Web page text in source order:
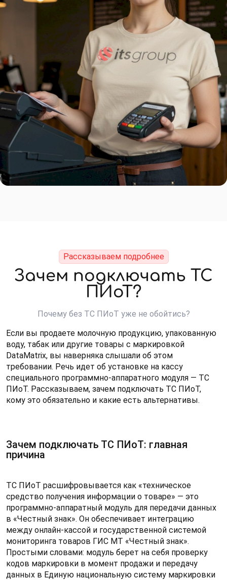
Рассказываем подробнее
Зачем подключать ТС
ПИоТ?
Почему без ТС ПИоТ уже не обойтись?
Если вы продаете молочную продукцию, упакованную
воду, табак или другие товары с маркировкой
DataMatrix, вы наверняка слышали об этом
требовании. Речь идет об установке на кассу
специального программно-аппаратного модуля — ТС
ПИоТ. Рассказываем, зачем подключать ТС ПИоТ,
кому это обязательно и какие есть альтернативы.
Зачем подключать ТС ПИоТ: главная
причина
ТС ПИоТ расшифровывается как «техническое
средство получения информации о товаре» — это
программно-аппаратный модуль для передачи данных
в «Честный знак». Он обеспечивает интеграцию
между онлайн-кассой и государственной системой
мониторинга товаров ГИС МТ «Честный знак».
Простыми словами: модуль берет на себя проверку
кодов маркировки в момент продажи и передачу
данных в Единую национальную систему маркировки